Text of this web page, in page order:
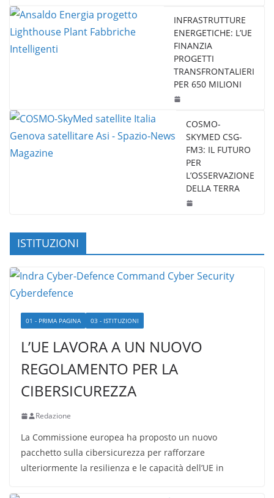
INFRASTRUTTURE
ENERGETICHE: L’UE
FINANZIA
PROGETTI
TRANSFRONTALIERI
PER 650 MILIONI
COSMO-
SKYMED CSG-
FM3: IL FUTURO
PER
L’OSSERVAZIONE
DELLA TERRA
ISTITUZIONI
01 - PRIMA PAGINA 03 - ISTITUZIONI
L’UE LAVORA A UN NUOVO
REGOLAMENTO PER LA
CIBERSICUREZZA
Redazione
La Commissione europea ha proposto un nuovo
pacchetto sulla cibersicurezza per rafforzare
ulteriormente la resilienza e le capacità dell’UE in